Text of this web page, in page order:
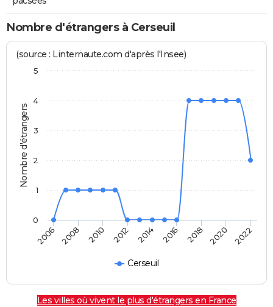
Nombre d'étrangers à Cerseuil
Nombre d'étrangers
(source : Linternaute.com d'après l'Insee)
Cerseuil
2006 2008 2010 2012 2014 2016 2018 2020 2022
0
1
2
3
4
5
Les villes où vivent le plus d'étrangers en France